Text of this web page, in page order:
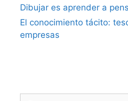
Dibujar es aprender a
El conocimiento tácito:
empresas